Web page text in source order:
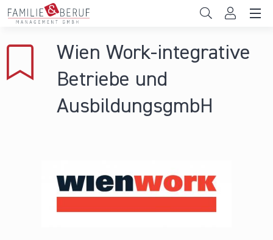
Direkt zum Inhalt
Gemeinden
News & Events
Wien Work-integrative
Betriebe und
AusbildungsgmbH